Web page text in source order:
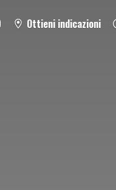
Ottieni indicazioni